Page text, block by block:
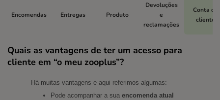
Encomendas Entregas Produto
Devoluções
e
reclamações
Conta de
cliente
Quais as vantagens de ter um acesso para
cliente em “o meu zooplus”?
Há muitas vantagens e aqui referimos algumas:
Pode acompanhar a sua encomenda atual